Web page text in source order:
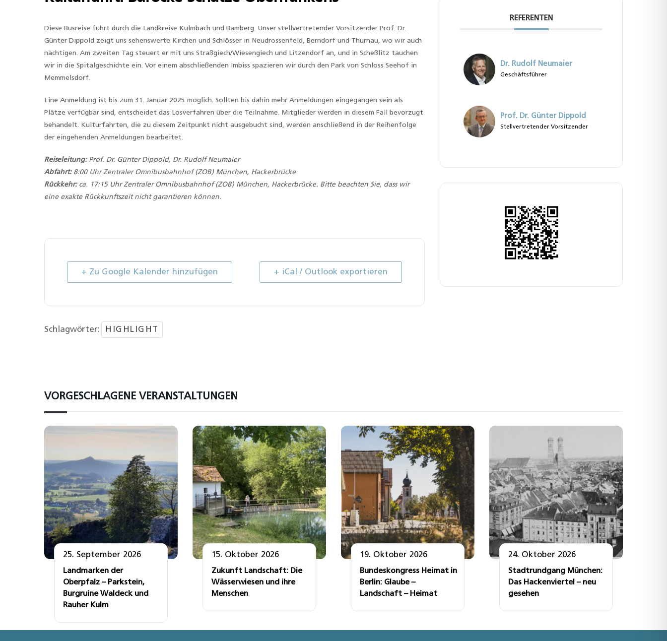
Diese Busreise führt durch die Landkreise Kulmbach und Bamberg. Unser stellvertretender Vorsitzender Prof. Dr.
Günter Dippold zeigt uns sehenswerte Kirchen und Schlösser in Neudrossenfeld, Berndorf und Thurnau, wo wir auch
nächtigen. Am zweiten Tag steuert er mit uns Straßgiech/Wiesengiech und Litzendorf an, und in Scheßlitz tauchen
wir in die Spitalgeschichte ein. Vor einem abschließenden Imbiss spazieren wir durch den Park von Schloss Seehof in
Memmelsdorf.
Eine Anmeldung ist bis zum 31. Januar 2025 möglich. Sollten bis dahin mehr Anmeldungen eingegangen sein als
Plätze verfügbar sind, entscheidet das Losverfahren über die Teilnahme. Mitglieder werden in diesem Fall bevorzugt
behandelt. Kulturfahrten, die zu diesem Zeitpunkt nicht ausgebucht sind, werden anschließend in der Reihenfolge
der eingehenden Anmeldungen bearbeitet.
Reiseleitung: Prof. Dr. Günter Dippold, Dr. Rudolf Neumaier
Abfahrt: 8:00 Uhr Zentraler Omnibusbahnhof (ZOB) München, Hackerbrücke
Rückkehr:ca. 17:15 Uhr Zentraler Omnibusbahnhof (ZOB) München, Hackerbrücke. Bitte beachten Sie, dass wir
eine exakte Rückkunftszeit nicht garantieren können.
+ Zu Google Kalender hinzufügen + iCal / Outlook exportieren
Schlagwörter: HIGHLIGHT
REFERENTEN
Dr. Rudolf Neumaier
Geschäftsführer
Prof. Dr. Günter Dippold
Stellvertretender Vorsitzender
VORGESCHLAGENE VERANSTALTUNGEN
25. September 2026
Landmarken der
Oberpfalz – Parkstein,
Burgruine Waldeck und
Rauher Kulm
15. Oktober 2026
Zukunft Landschaft: Die
Wässerwiesen und ihre
Menschen
19. Oktober 2026
Bundeskongress Heimat in
Berlin: Glaube –
Landschaft – Heimat
24. Oktober 2026
Stadtrundgang München:
Das Hackenviertel – neu
gesehen